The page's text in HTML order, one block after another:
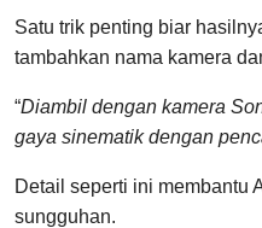
Satu trik penting biar
tambahkan nama kamera
“Diambil dengan kamera
gaya sinematik dengan
Detail seperti ini membantu
sungguhan.